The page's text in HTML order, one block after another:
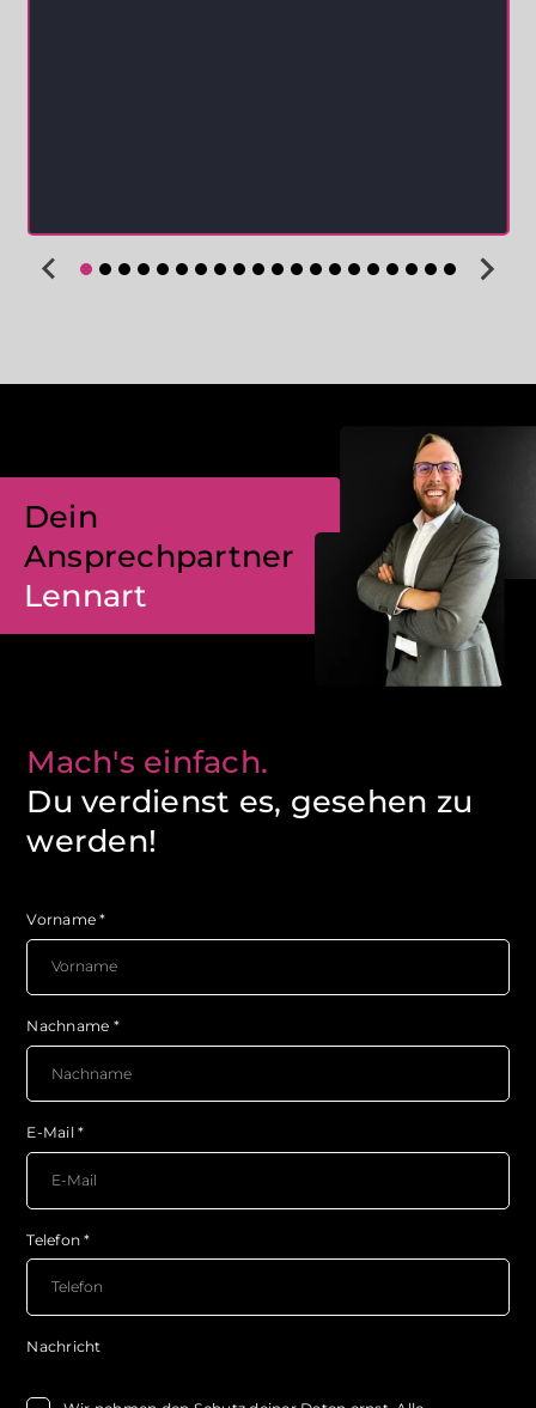
Dein
Ansprechpartner
Lennart
Mach's einfach.
Du verdienst es, gesehen zu
werden!
Vorname*
Nachname *
E-Mail*
Telefon*
Nachricht